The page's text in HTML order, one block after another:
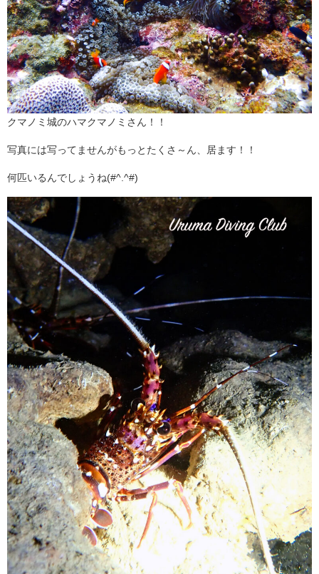
クマノミ城のハマクマノミさん！！
写真には写ってませんがもっとたくさ～ん、居ます！！
何匹いるんでしょうね(#^.^#)